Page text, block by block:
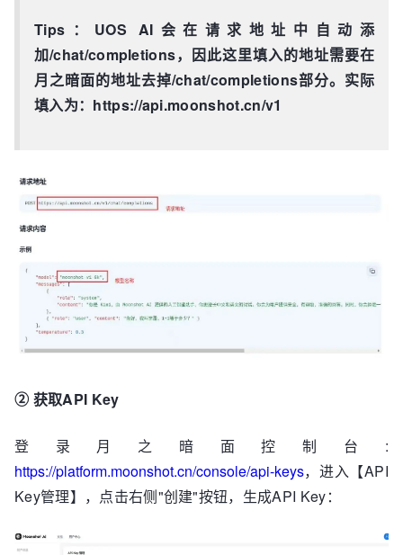
Tips：UOS AI会在请求地址中自动添
加/chat/completions，因此这里填入的地址需要在
月之暗面的地址去掉/chat/completions部分。实际
填入为：https://api.moonshot.cn/v1
② 获取API Key
登录月之暗面控制台:
https://platform.moonshot.cn/console/api-keys，进入【API
Key管理】，点击右侧"创建"按钮，生成API Key：